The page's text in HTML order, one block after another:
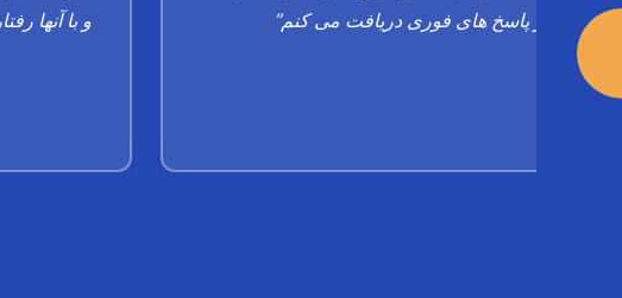
کنم و پاسخ های فوری دریافت می کنم”
و با آنها